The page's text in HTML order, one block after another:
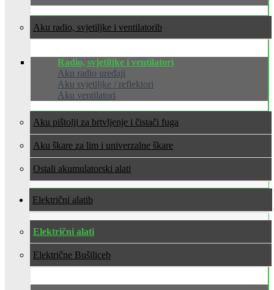
Aku radio, svjetiljke i ventilatori
Radio, svjetiljke i ventilatori
Aku radio uređaji
Aku svjetiljke / reflektori
Aku ventilatori
Aku pištolji za brtvljenje i čistači fuga
Aku škare za lim i univerzalne škare
Ostali akumulatorski alati
Električni alati
Električni alati
Električne Bušilice